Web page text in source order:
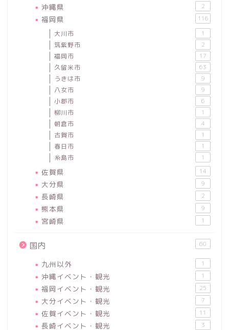
沖縄県 2
福岡県 116
大川市 1
筑紫野市 2
福岡市 17
久留米市 63
うきは市 9
八女市 9
小郡市 6
柳川市 1
朝倉市 4
古賀市 1
春日市 1
糸島市 1
佐賀県 14
大分県 9
長崎県 2
熊本県 9
宮崎県 1
国内 60
九州以外 1
沖縄イベント・観光 1
福岡イベント・観光 25
大分イベント・観光 7
佐賀イベント・観光 11
長崎イベント・観光 3